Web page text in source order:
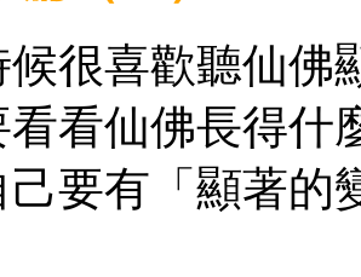
很喜歡聽仙佛
看仙佛長得什
要有「顯著的